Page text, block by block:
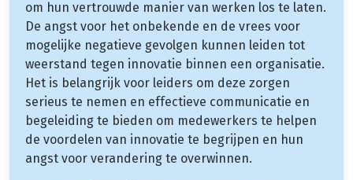
om hun vertrouwde manier van werken los te laten.
De angst voor het onbekende en de vrees voor
mogelijke negatieve gevolgen kunnen leiden tot
weerstand tegen innovatie binnen een organisatie.
Het is belangrijk voor leiders om deze zorgen
serieus te nemen en effectieve communicatie en
begeleiding te bieden om medewerkers te helpen
de voordelen van innovatie te begrijpen en hun
angst voor verandering te overwinnen.